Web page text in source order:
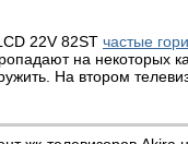
22V 82ST частые
на некоторых
На втором